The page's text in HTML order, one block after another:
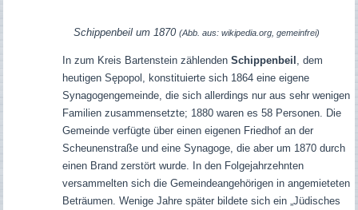
Schippenbeil um 1870 (Abb. aus: wikipedia.org, gemeinfrei)
In zum Kreis Bartenstein zählenden Schippenbeil
, dem
heutigen Sępopol, konstituierte sic h 1864 eine eigene
Synagogengemeinde, die sich allerdings nur aus sehr wenigen
Familien zusammensetzte; 1880 waren es 58 Personen. Die
Gemeinde verfügte über einen eigenen Friedhof an der
Scheunenstraße und eine Synagoge, die aber um 1870 durch
einen Brand zerstört wurde. In den Folgejahrzehnten
versammelten sich die Gemeindeangehörigen in angemieteten
Beträumen. Wenige Jahre später bildete sich ein „Jüdisches